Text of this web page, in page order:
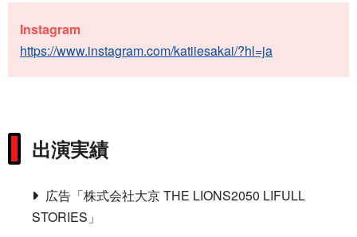
Instagram
https://www.instagram.com/katiiesakai/?hl=ja
出演実績
広告「株式会社大京 THE LIONS2050 LIFULL
STORIES」